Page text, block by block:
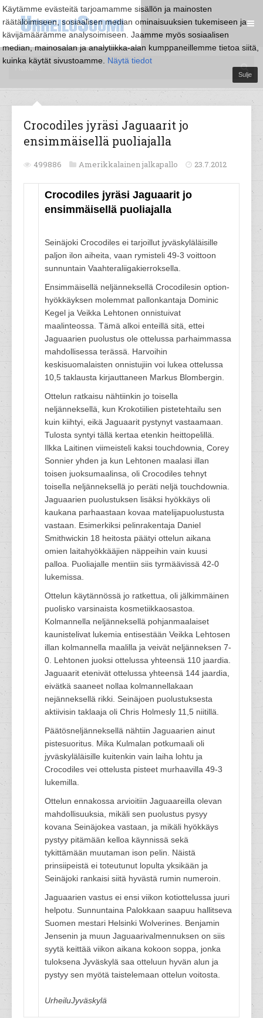
Käytämme evästeitä tarjoamamme sisällön ja mainosten
räätälöimiseen, sosiaalisen median ominaisuuksien tukemiseen ja
kävijämäärämme analysoimiseen. Jaamme myös sosiaalisen
median, mainosalan ja analytiikka-alan kumppaneillemme tietoa siitä,
kuinka käytät sivustoamme. Näytä tiedot
Sulje
Crocodiles jyräsi Jaguaarit jo
ensimmäisellä puoliajalla
499886 Amerikkalainen jalkapallo 23.7.2012
Crocodiles jyräsi Jaguaarit jo
ensimmäisellä puoliajalla
Seinäjoki Crocodiles ei tarjoillut jyväskyläläisille
paljon ilon aiheita, vaan rymisteli 49-3 voittoon
sunnuntain Vaahteraliigakierroksella.
Ensimmäisellä neljänneksellä Crocodilesin option-
hyökkäyksen molemmat pallonkantaja Dominic
Kegel ja Veikka Lehtonen onnistuivat
maalinteossa. Tämä alkoi enteillä sitä, ettei
Jaguaarien puolustus ole ottelussa parhaimmassa
mahdollisessa terässä. Harvoihin
keskisuomalaisten onnistujiin voi lukea ottelussa
10,5 taklausta kirjauttaneen Markus Blombergin.
Ottelun ratkaisu nähtiinkin jo toisella
neljänneksellä, kun Krokotiilien pistetehtailu sen
kuin kiihtyi, eikä Jaguaarit pystynyt vastaamaan.
Tulosta syntyi tällä kertaa etenkin heittopelillä.
Ilkka Laitinen viimeisteli kaksi touchdownia, Corey
Sonnier yhden ja kun Lehtonen maalasi illan
toisen juoksumaalinsa, oli Crocodiles tehnyt
toisella neljänneksellä jo peräti neljä touchdownia.
Jaguaarien puolustuksen lisäksi hyökkäys oli
kaukana parhaastaan kovaa matelijapuolustusta
vastaan. Esimerkiksi pelinrakentaja Daniel
Smithwickin 18 heitosta päätyi ottelun aikana
omien laitahyökkääjien näppeihin vain kuusi
palloa. Puoliajalle mentiin siis tyrmäävissä 42-0
lukemissa.
Ottelun käytännössä jo ratkettua, oli jälkimmäinen
puolisko varsinaista kosmetiikkaosastoa.
Kolmannella neljänneksellä pohjanmaalaiset
kaunistelivat lukemia entisestään Veikka Lehtosen
illan kolmannella maalilla ja veivät neljänneksen 7-
0. Lehtonen juoksi ottelussa yhteensä 110 jaardia.
Jaguaarit etenivät ottelussa yhteensä 144 jaardia,
eivätkä saaneet nollaa kolmannellakaan
nejänneksellä rikki. Seinäjoen puolustuksesta
aktiivisin taklaaja oli Chris Holmesly 11,5 niitillä.
Päätösneljänneksellä nähtiin Jaguaarien ainut
pistesuoritus. Mika Kulmalan potkumaali oli
jyväskyläläisille kuitenkin vain laiha lohtu ja
Crocodiles vei ottelusta pisteet murhaavilla 49-3
lukemilla.
Ottelun ennakossa arvioitiin Jaguaareilla olevan
mahdollisuuksia, mikäli sen puolustus pysyy
kovana Seinäjokea vastaan, ja mikäli hyökkäys
pystyy pitämään kelloa käynnissä sekä
tykittämään muutaman ison pelin. Näistä
prinsiipeistä ei toteutunut lopulta yksikään ja
Seinäjoki rankaisi siitä hyvästä rumin numeroin.
Jaguaarien vastus ei ensi viikon kotiottelussa juuri
helpotu. Sunnuntaina Palokkaan saapuu hallitseva
Suomen mestari Helsinki Wolverines. Benjamin
Jensenin ja muun Jaguaarivalmennuksen on siis
syytä keittää viikon aikana kokoon soppa, jonka
tuloksena Jyväskylä saa otteluun hyvän alun ja
pystyy sen myötä taistelemaan ottelun voitosta.
UrheiluJyväskylä